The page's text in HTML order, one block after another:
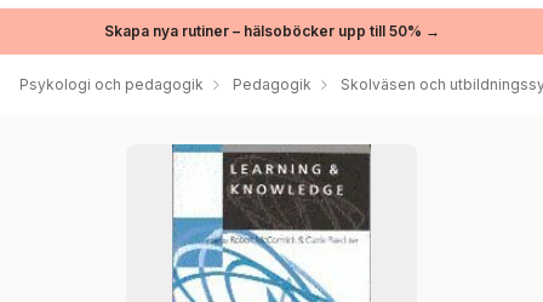
Skapa nya rutiner – hälsoböcker upp till 50% →
Psykologi och pedagogik Pedagogik Skolväsen och